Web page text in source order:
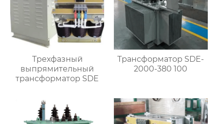
Трехфазный
выпрямительный
трансформатор SDE
Трансформатор SDE-
2000-380 100